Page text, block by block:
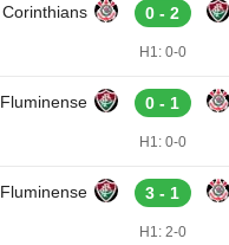
Corinthians 0 - 2
H1: 0-0
Fluminense 0 - 1
H1: 0-0
Fluminense 3 - 1
H1: 2-0